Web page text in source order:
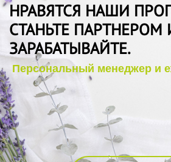
НРАВЯТСЯ НАШИ
СТАНЬТЕ ПАРТНЕРОМ
ЗАРАБАТЫВАЙТЕ.